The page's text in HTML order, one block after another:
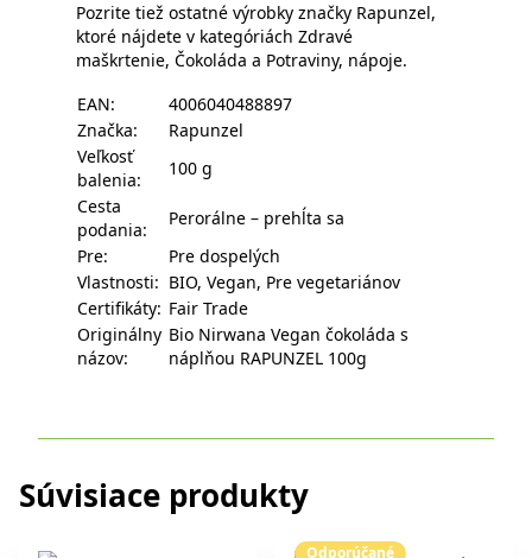
Pozrite tiež ostatné výrobky značky Rapunzel,
ktoré nájdete v kategóriách Zdravé
maškrtenie, Čokoláda a Potraviny, nápoje.
EAN:
4006040488897
Značka:
Rapunzel
Veľkosť
balenia:
100 g
Cesta
podania:
Perorálne – prehĺta sa
Pre:
Pre dospelých
Vlastnosti: BIO, Vegan, Pre vegetariánov
Certifikáty: Fair Trade
Originálny
názov:
Bio Nirwana Vegan čokoláda s
náplňou RAPUNZEL 100g
Súvisiace produkty
Odporúčané